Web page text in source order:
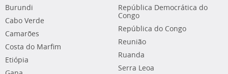
Burundi
Cabo Verde
Camarões
Costa do Marfim
Etiópia
República Democrática do
Congo
República do Congo
Reunião
Ruanda
Serra Leoa